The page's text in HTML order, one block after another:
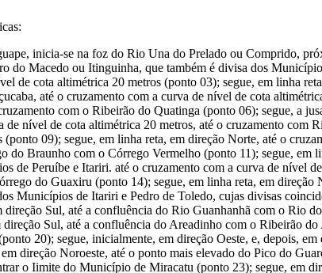
inicia-se na foz do Rio Una do Prelado ou Comprido,
Macedo ou Itinguinha, que também é divisa dos
de cota altimétrica 20 metros (ponto 03); segue, em linha
até o cruzamento com a curva de nível de cota
com o Ribeirão do Quatinga (ponto 06); segue, a
nível de cota altimétrica 20 metros, até o cruzamento com
09); segue, em linha reta, em direção Norte, até o
Braunho com o Córrego Vermelho (ponto 11); segue, em
Peruíbe e Itariri. até o cruzamento com a curva de nível
do Guaxiru (ponto 14); segue, em linha reta, em
Municípios de Itariri e Pedro de Toledo, cujas divisas
Sul, até a confluência do Rio Guanhanhã com o Rio
Sul, até a confluência do Areadinho com o Ribeirão
20); segue, inicialmente, em direção Oeste, e, depois,
direção Noroeste, até o ponto mais elevado do Pico do
o Iimite do Município de Miracatu (ponto 23); segue, em